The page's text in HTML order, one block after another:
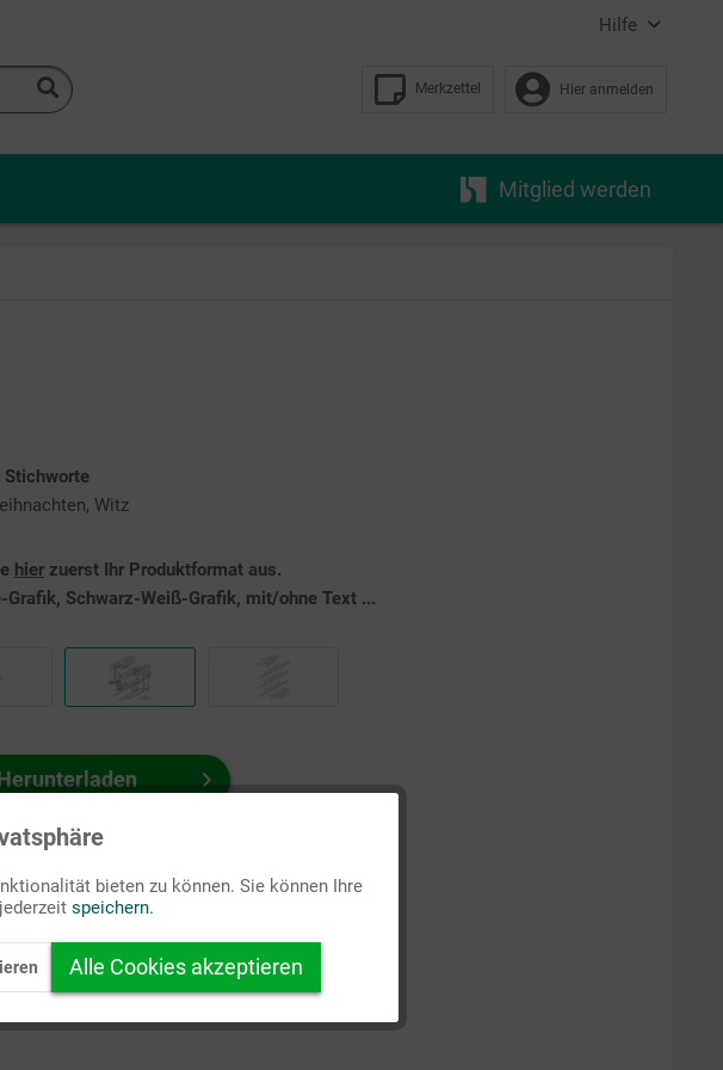
Hilfe
Merkzettel Hier anmelden
Mitglied werden
Stichworte
Witz
hier zuerst Ihr Produktformat aus.
Grafik, Schwarz-Weiß-Grafik, mit/ohne Text ...
Merkzettel setzen
Inaktiv
bieten zu können. Sie können Ihre
speichern.
Alle Cookies akzeptieren